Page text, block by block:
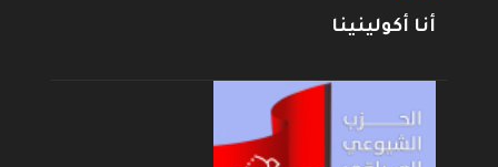
أنا أكولينينا